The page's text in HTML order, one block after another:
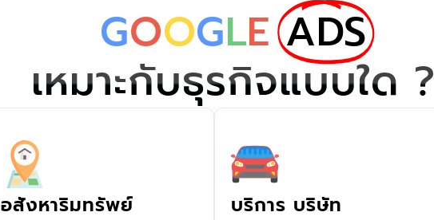
GOOGLE ADS
เหมาะกับธุรกิจแบบใด ?
อสังหาริมทรัพย์ บริการ บริษัท